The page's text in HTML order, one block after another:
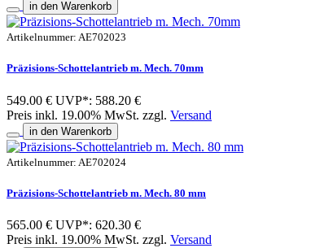
in den Warenkorb
Artikelnummer: AE702023
Präzisions-Schottelantrieb m. Mech. 70mm
549.00 € UVP*: 588.20 €
Preis inkl. 19.00% MwSt. zzgl. Versand
in den Warenkorb
Artikelnummer: AE702024
Präzisions-Schottelantrieb m. Mech. 80 mm
565.00 € UVP*: 620.30 €
Preis inkl. 19.00% MwSt. zzgl. Versand